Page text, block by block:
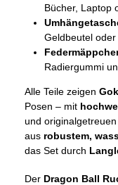
Bücher, Laptop
Geldbeutel
Radiergummi
Alle Teile zeigen
Posen – mit
und
aus robustem,
das Set durch
Der Dragon Ball